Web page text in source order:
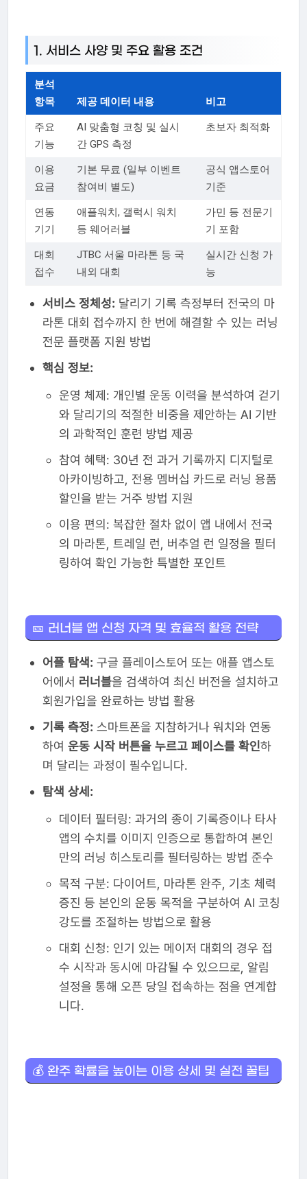
1. 서비스 사양 및 주요 활용 조건
분석
항목
제공 데이터 내용 비고
주요
기능
AI 맞춤형 코칭 및 실시
간 GPS 측정
초보자 최적화
이용
요금
기본 무료 (일부 이벤트
참여비 별도)
공식 앱스토어
기준
연동
기기
애플워치, 갤럭시 워치
등 웨어러블
가민 등 전문기
기 포함
대회
접수
JTBC 서울 마라톤 등 국
내외 대회
실시간 신청 가
능
서비스 정체성: 달리기 기록 측정부터 전국의 마
라톤 대회 접수까지 한 번에 해결할 수 있는 러닝
전문 플랫폼 지원 방법
핵심 정보:
운영 체제: 개인별 운동 이력을 분석하여 걷기
와 달리기의 적절한 비중을 제안하는 AI 기반
의 과학적인 훈련 방법 제공
참여 혜택: 30년 전 과거 기록까지 디지털로
아카이빙하고, 전용 멤버십 카드로 러닝 용품
할인을 받는 거주 방법 지원
이용 편의: 복잡한 절차 없이 앱 내에서 전국
의 마라톤, 트레일 런, 버추얼 런 일정을 필터
링하여 확인 가능한 특별한 포인트
🎫 러너블 앱 신청 자격 및 효율적 활용 전략
어플 탐색: 구글 플레이스토어 또는 애플 앱스토
어에서 러너블을 검색하여 최신 버전을 설치하고
회원가입을 완료하는 방법 활용
기록 측정: 스마트폰을 지참하거나 워치와 연동
하여 운동 시작 버튼을 누르고 페이스를 확인하
며 달리는 과정이 필수입니다.
탐색 상세:
데이터 필터링: 과거의 종이 기록증이나 타사
앱의 수치를 이미지 인증으로 통합하여 본인
만의 러닝 히스토리를 필터링하는 방법 준수
목적 구분: 다이어트, 마라톤 완주, 기초 체력
증진 등 본인의 운동 목적을 구분하여 AI 코칭
강도를 조절하는 방법으로 활용
대회 신청: 인기 있는 메이저 대회의 경우 접
수 시작과 동시에 마감될 수 있으므로, 알림
설정을 통해 오픈 당일 접속하는 점을 연계합
니다.
💰 완주 확률을 높이는 이용 상세 및 실전 꿀팁